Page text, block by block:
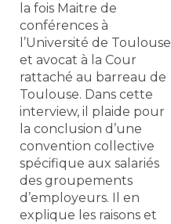
la fois Maitre de
conférences à
l’Université de Toulouse
et avocat à la Cour
rattaché au barreau de
Toulouse. Dans cette
interview, il plaide pour
la conclusion d’une
convention collective
spécifique aux salariés
des groupements
d’employeurs. Il en
explique les raisons et